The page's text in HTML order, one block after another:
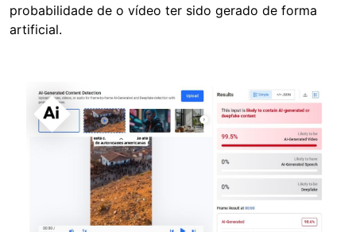
probabilidade de o vídeo ter sido gerado de forma
artificial.
Image